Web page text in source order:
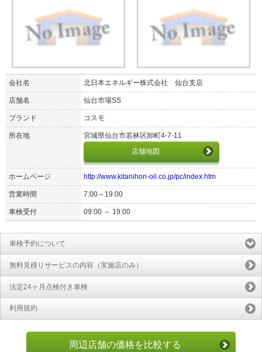
会社名 北日本エネルギー株式会社 仙台支店
店舗名 仙台市場SS
ブランド コスモ
所在地
宮城県仙台市若林区卸町4-7-11
店舗地図
ホームページ http://www.kitanihon-oil.co.jp/pc/index.htm
営業時間 7:00～19:00
車検受付 09:00 ～ 19:00
車検予約について
無料見積りサービスの内容（実施店のみ）
法定24ヶ月点検付き車検
利用規約
周辺店舗の価格を比較する